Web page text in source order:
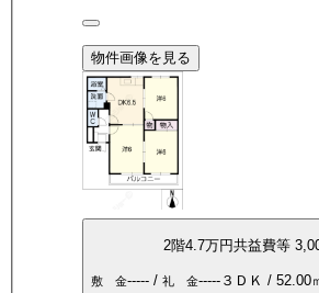
物件画像を見る
2階4.7万円共益費等
敷 金----- /礼 金----- ３ＤＫ /52.00